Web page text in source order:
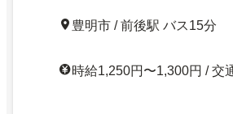
豊明市 / 前後駅 バス15分
時給1,250円〜1,300円 / 交